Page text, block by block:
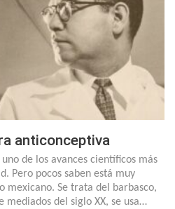
anticonceptiva
de los avances científicos más
Pero pocos saben está muy
mexicano. Se trata del barbasco,
mediados del siglo XX, se usa…